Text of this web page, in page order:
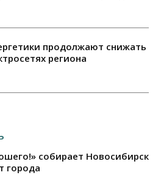
продолжают снижать
региона
собирает Новосибирск
города